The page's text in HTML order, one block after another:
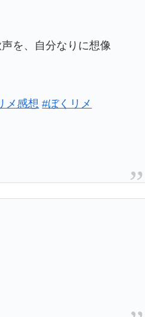
を、自分なりに想像
メ感想 #ぼくリメ